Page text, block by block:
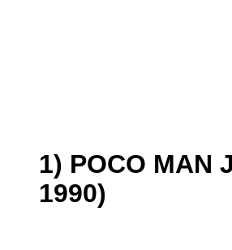
1) POCO MAN
1990)